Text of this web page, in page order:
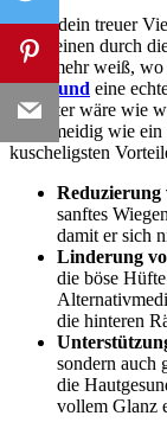
Wenn dein treuer
den Beinen durch
nicht mehr weiß,
den Hund eine
Gewitter wäre wie
geschmeidig wie
kuscheligsten
Reduzierung
sanftes
damit er sich
Linderung
die böse
die hinteren
sondern auch
die
vollem Glanz